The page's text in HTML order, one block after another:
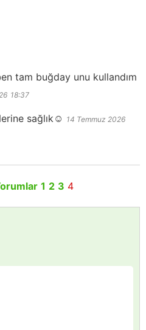
tam buğday unu kullandım
18:37
sağlık☺️
14 Temmuz 2026
1 2 3 4